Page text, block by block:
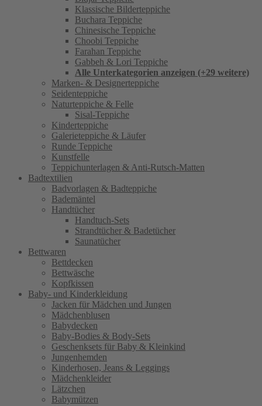
Klassische Bilderteppiche
Buchara Teppiche
Chinesische Teppiche
Choobi Teppiche
Farahan Teppiche
Gabbeh & Lori Teppiche
Alle Unterkategorien anzeigen (+29 weitere)
Marken- & Designerteppiche
Seidenteppiche
Naturteppiche & Felle
Sisal-Teppiche
Kinderteppiche
Galerieteppiche & Läufer
Runde Teppiche
Kunstfelle
Teppichunterlagen & Anti-Rutsch-Matten
Badtextilien
Badvorlagen & Badteppiche
Bademäntel
Handtücher
Handtuch-Sets
Strandtücher & Badetücher
Saunatücher
Bettwaren
Bettdecken
Bettwäsche
Kopfkissen
Baby- und Kinderkleidung
Jacken für Mädchen und Jungen
Mädchenblusen
Babydecken
Baby-Bodies & Body-Sets
Geschenksets für Baby & Kleinkind
Jungenhemden
Kinderhosen, Jeans & Leggings
Mädchenkleider
Lätzchen
Babymützen